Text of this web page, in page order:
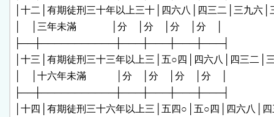
│十二│有期徒刑三十年以上三十│四六八│四三二│三九六│
│    │三年未滿              │分    │分    │分    │分    │
├──┼───────────┼───┼───┼───┼───┤
│十三│有期徒刑三十三年以上三│五○四│四六八│四三二│
│    │十六年未滿            │分    │分    │分    │分    │
├──┼───────────┼───┼───┼───┼───┤
│十四│有期徒刑三十六年以上三│五四○│五○四│四六八│